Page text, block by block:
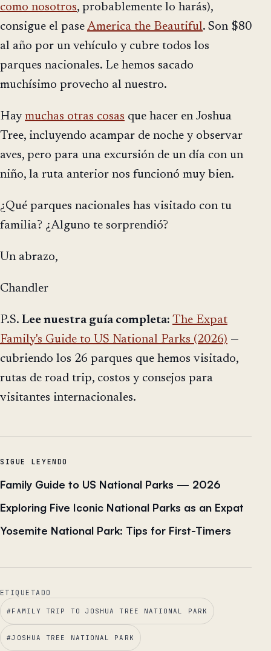
como nosotros, probablemente lo harás),
consigue el pase America the Beautiful. Son $80
al año por un vehículo y cubre todos los
parques nacionales. Le hemos sacado
muchísimo provecho al nuestro.
Hay muchas otras cosas que hacer en Joshua
Tree, incluyendo acampar de noche y observar
aves, pero para una excursión de un día con un
niño, la ruta anterior nos funcionó muy bien.
¿Qué parques nacionales has visitado con tu
familia? ¿Alguno te sorprendió?
Un abrazo,
Chandler
P.S. Lee nuestra guía completa: The Expat
Family's Guide to US National Parks (2026) —
cubriendo los 26 parques que hemos visitado,
rutas de road trip, costos y consejos para
visitantes internacionales.
SIGUE LEYENDO
Family Guide to US National Parks — 2026
Exploring Five Iconic National Parks as an Expat
Yosemite National Park: Tips for First-Timers
ETIQUETADO
#FAMILY TRIP TO JOSHUA TREE NATIONAL PARK
#JOSHUA TREE NATIONAL PARK